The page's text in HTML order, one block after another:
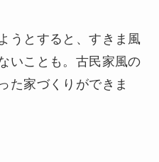
うとすると、すきま風
いことも。古民家風の
た家づくりができま